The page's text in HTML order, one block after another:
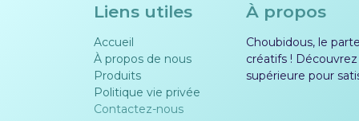
Liens utiles
Accueil
À propos de nous
Produits
Politique vie privée​​
Contactez-nous
À propos
Choubidous, le
créatifs !
supérieure pour